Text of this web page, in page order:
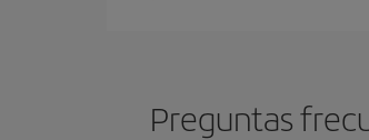
Preguntas